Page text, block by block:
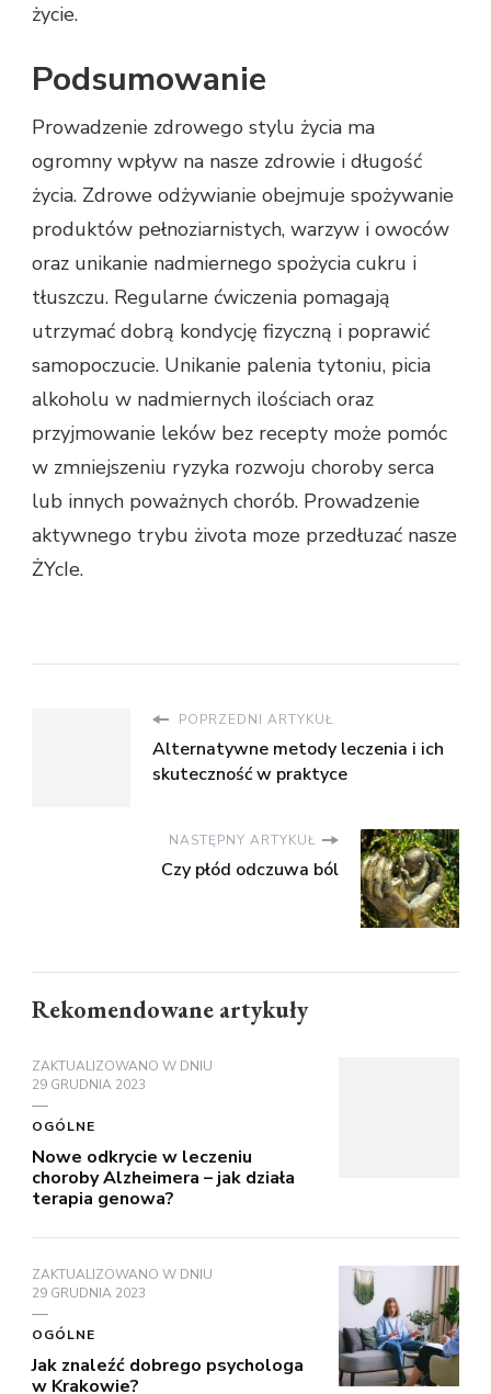
życie.
Podsumowanie
Prowadzenie zdrowego stylu życia ma
ogromny wpływ na nasze zdrowie i długość
życia. Zdrowe odżywianie obejmuje spożywanie
produktów pełnoziarnistych, warzyw i owoców
oraz unikanie nadmiernego spożycia cukru i
tłuszczu. Regularne ćwiczenia pomagają
utrzymać dobrą kondycję fizyczną i poprawić
samopoczucie. Unikanie palenia tytoniu, picia
alkoholu w nadmiernych ilościach oraz
przyjmowanie leków bez recepty może pomóc
w zmniejszeniu ryzyka rozwoju choroby serca
lub innych poważnych chorób. Prowadzenie
aktywnego trybu żivota moze przedłuzać nasze
ŻYcIe.
POPRZEDNI ARTYKUŁ
Alternatywne metody leczenia i ich
skuteczność w praktyce
NASTĘPNY ARTYKUŁ
Czy płód odczuwa ból
Rekomendowane artykuły
ZAKTUALIZOWANO W DNIU
29 GRUDNIA 2023
OGÓLNE
Nowe odkrycie w leczeniu
choroby Alzheimera – jak działa
terapia genowa?
ZAKTUALIZOWANO W DNIU
29 GRUDNIA 2023
OGÓLNE
Jak znaleźć dobrego psychologa
w Krakowie?